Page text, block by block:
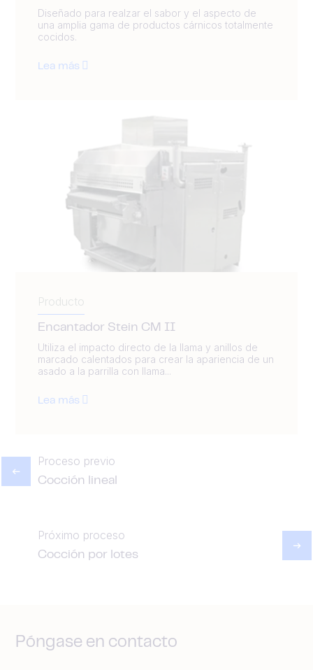
Diseñado para realzar el sabor y el aspecto de
una amplia gama de productos cárnicos totalmente
cocidos.
Lea más
Producto
Encantador Stein CM II
Utiliza el impacto directo de la llama y anillos de
marcado calentados para crear la apariencia de un
asado a la parrilla con llama...
Lea más
Proceso previo
Cocción lineal
Próximo proceso
Cocción por lotes
Póngase en contacto